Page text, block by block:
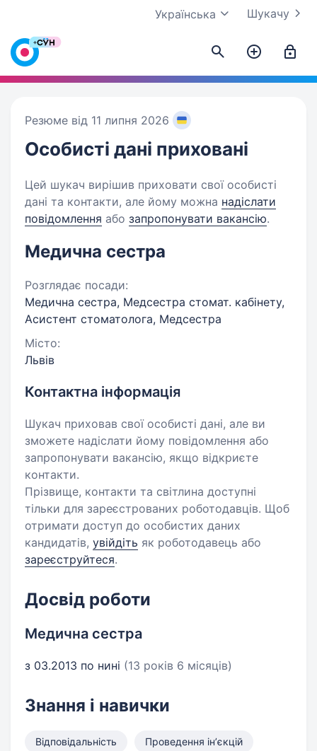
Шукачу
Українська
Резюме від 11 липня 2026
Особисті дані приховані
Цей шукач вирішив приховати свої особисті
дані та контакти, але йому можна надіслати
повідомлення або запропонувати вакансію.
Медична сестра
Розглядає посади:
Медична сестра, Медсестра стомат. кабінету,
Асистент стоматолога, Медсестра
Місто:
Львів
Контактна інформація
Шукач приховав свої особисті дані, але ви
зможете надіслати йому повідомлення або
запропонувати вакансію, якщо відкриєте
контакти.
Прізвище, контакти та світлина доступні
тільки для зареєстрованих роботодавців. Щоб
отримати доступ до особистих даних
кандидатів, увійдіть як роботодавець або
зареєструйтеся.
Досвід роботи
Медична сестра
з 03.2013 по нині (13 років 6 місяців)
Знання і навички
Відповідальність Проведення інʼєкцій